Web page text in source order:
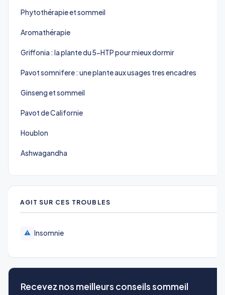
Phytothérapie et sommeil
Aromathérapie
Griffonia : la plante du 5-HTP pour mieux dormir
Pavot somnifere : une plante aux usages tres encadres
Ginseng et sommeil
Pavot de Californie
Houblon
Ashwagandha
AGIT SUR CES TROUBLES
⚠️ Insomnie
Recevez nos meilleurs conseils sommeil